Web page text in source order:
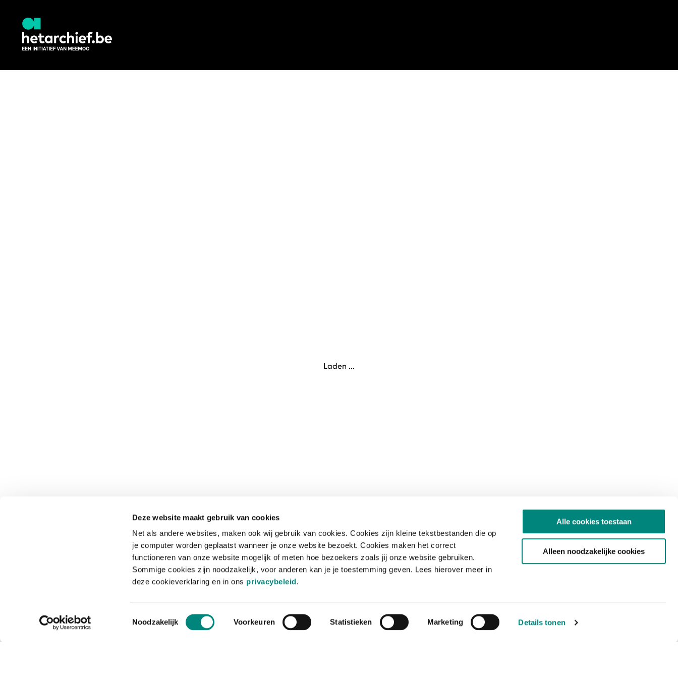
Deze website maakt gebruik van cookies
Net als andere websites, maken ook wij gebruik van cookies. Cookies zijn kleine tekstbestanden die op
je computer worden geplaatst wanneer je onze website bezoekt. Cookies maken het correct
functioneren van onze website mogelijk of meten hoe bezoekers zoals jij onze website gebruiken.
Sommige cookies zijn noodzakelijk, voor anderen kan je je toestemming geven. Lees hierover meer in
deze cookieverklaring en in ons privacybeleid.
Toestemmingsselectie
Noodzakelijk Voorkeuren Statistieken Marketing Details tonen
Alle cookies toestaan
Alleen noodzakelijke cookies
Laden ...